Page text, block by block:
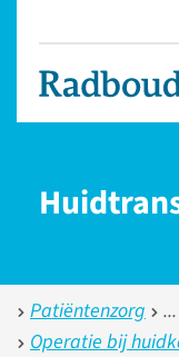
Patiëntenzorg
Operatie bij